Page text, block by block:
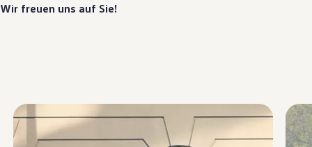
Pannen- und Unfallhilfe
Individualisieren
Wallbox und Ladekabel
Digitale Extras
Dienste für Ihr Modell finden
Wir freuen uns auf Sie!